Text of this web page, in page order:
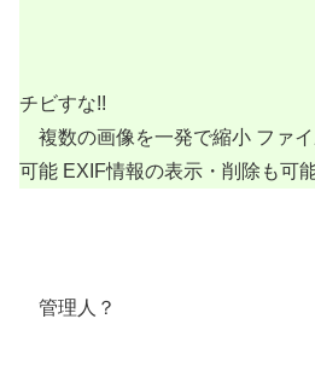
チビすな!!
複数の画像を一発で縮小 ファ
可能 EXIF情報の表示・削除も可
管理人？